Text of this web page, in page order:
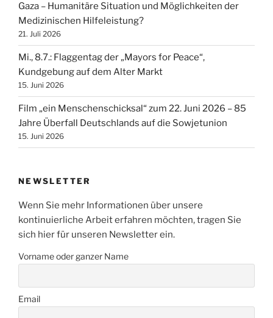
Gaza – Humanitäre Situation und Möglichkeiten der
Medizinischen Hilfeleistung?
21. Juli 2026
Mi., 8.7.: Flaggentag der „Mayors for Peace“,
Kundgebung auf dem Alter Markt
15. Juni 2026
Film „ein Menschenschicksal“ zum 22. Juni 2026 – 85
Jahre Überfall Deutschlands auf die Sowjetunion
15. Juni 2026
NEWSLETTER
Wenn Sie mehr Informationen über unsere
kontinuierliche Arbeit erfahren möchten, tragen Sie
sich hier für unseren Newsletter ein.
Vorname oder ganzer Name
Email